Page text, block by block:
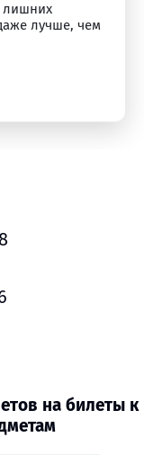
лишних
лучше, чем
на билеты к